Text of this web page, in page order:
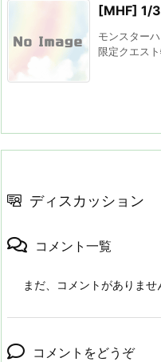
[MHF] 1/
モンスター
限定クエス
ディスカッション
コメント一覧
まだ、コメントがありませ
コメントをどうぞ